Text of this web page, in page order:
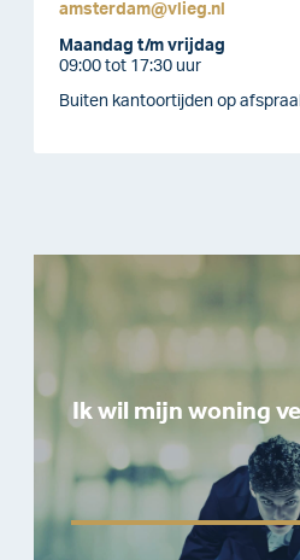
amsterdam@vlieg.nl
Maandag t/m vrijdag
09:00 tot 17:30 uur
Buiten kantoortijden op
Ik wil mijn woning